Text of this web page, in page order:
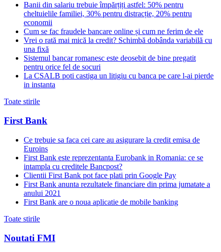
Banii din salariu trebuie împărțiți astfel: 50% pentru
cheltuielile familiei, 30% pentru distracție, 20% pentru
economii
Cum se fac fraudele bancare online și cum ne ferim de ele
Vrei o rată mai mică la credit? Schimbă dobânda variabilă cu
una fixă
Sistemul bancar romanesc este deosebit de bine pregatit
pentru orice fel de socuri
La CSALB poti castiga un litigiu cu banca pe care l-ai pierde
in instanta
Toate stirile
First Bank
Ce trebuie sa faca cei care au asigurare la credit emisa de
Euroins
First Bank este reprezentanta Eurobank in Romania: ce se
intampla cu creditele Bancpost?
Clientii First Bank pot face plati prin Google Pay
First Bank anunta rezultatele financiare din prima jumatate a
anului 2021
First Bank are o noua aplicatie de mobile banking
Toate stirile
Noutati FMI